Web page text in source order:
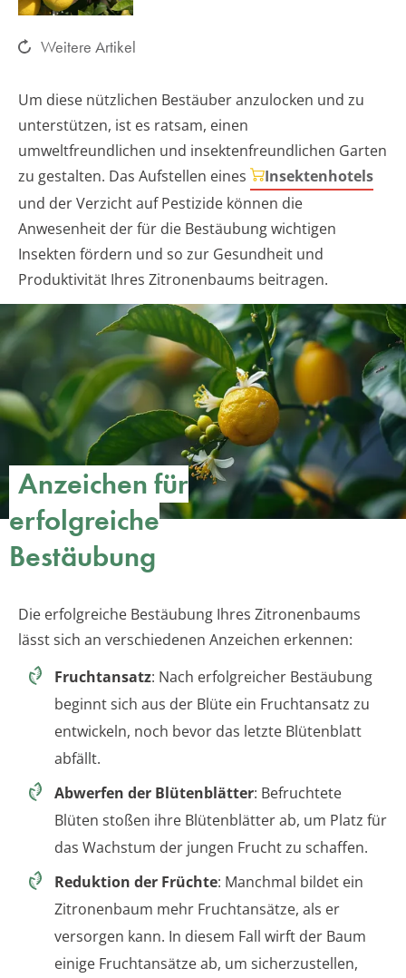
Weitere Artikel
Um diese nützlichen Bestäuber anzulocken und zu
unterstützen, ist es ratsam, einen
umweltfreundlichen und insektenfreundlichen Garten
zu gestalten. Das Aufstellen eines
Insektenhotels
und der Verzicht auf Pestizide können die
Anwesenheit der für die Bestäubung wichtigen
Insekten fördern und so zur Gesundheit und
Produktivität Ihres Zitronenbaums beitragen.
Anzeichen für
erfolgreiche
Bestäubung
Die erfolgreiche Bestäubung Ihres Zitronenbaums
lässt sich an verschiedenen Anzeichen erkennen:
Fruchtansatz: Nach erfolgreicher Bestäubung
beginnt sich aus der Blüte ein Fruchtansatz zu
entwickeln, noch bevor das letzte Blütenblatt
abfällt.
Abwerfen der Blütenblätter: Befruchtete
Blüten stoßen ihre Blütenblätter ab, um Platz für
das Wachstum der jungen Frucht zu schaffen.
Reduktion der Früchte: Manchmal bildet ein
Zitronenbaum mehr Fruchtansätze, als er
versorgen kann. In diesem Fall wirft der Baum
einige Fruchtansätze ab, um sicherzustellen,